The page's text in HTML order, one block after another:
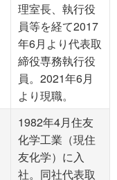
理室長、執行役
員等を経て2017
年6月より代表取
締役専務執行役
員。2021年6月
より現職。
1982年4月住友
化学工業（現住
友化学）に入
社。同社代表取